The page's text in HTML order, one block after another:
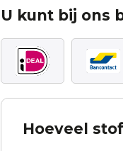
U kunt bij ons
Hoeveel